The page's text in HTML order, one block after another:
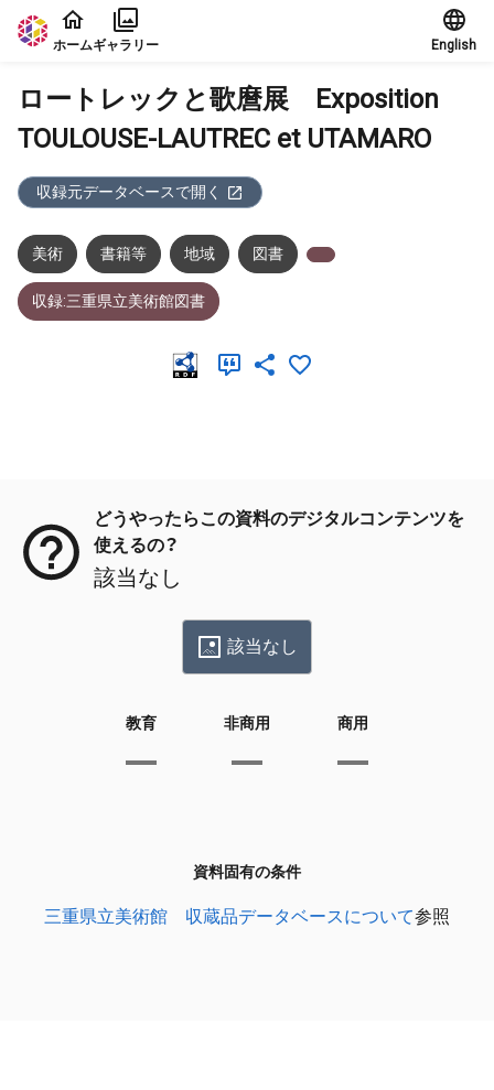
本文に飛ぶ
ホームギャラリー English
ロートレックと歌麿展 Exposition
TOULOUSE-LAUTREC et UTAMARO
収録元データベースで開く
美術 書籍等 地域 図書
収録:三重県立美術館図書
どうやったらこの資料のデジタルコンテンツを
使えるの？
該当なし
該当なし
教育 非商用 商用
資料固有の条件
三重県立美術館 収蔵品データベースについて参照